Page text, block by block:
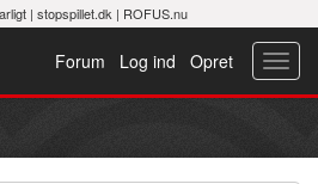
| stopspillet.dk | ROFUS.nu
Opret
Log ind
Forum